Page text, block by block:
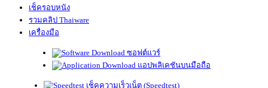
เช็ครอบหนัง
รวมคลิป Thaiware
เครื่องมือ
ซอฟต์แวร์
แอปพลิเคชันบนมือถือ
เช็คความเร็วเน็ต (Speedtest)